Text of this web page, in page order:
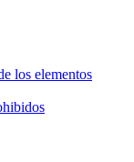
los elementos